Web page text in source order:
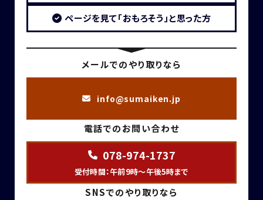
ページを見て「おもろそう」と思った方
メールでのやり取りなら
info@sumaiken.jp
電話でのお問い合わせ
078-974-1737
受付時間：午前9時～午後5時まで
SNSでのやり取りなら